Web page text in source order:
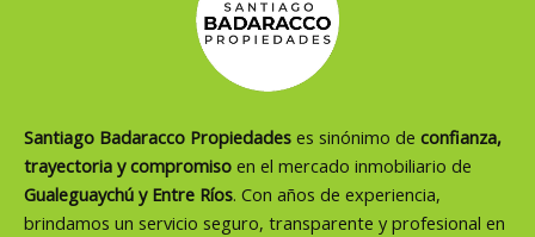
Santiago Badaracco Propiedades es sinónimo de confianza,
trayectoria y compromiso en el mercado inmobiliario de
Gualeguaychú y Entre Ríos. Con años de experiencia,
brindamos un servicio seguro, transparente y profesional en